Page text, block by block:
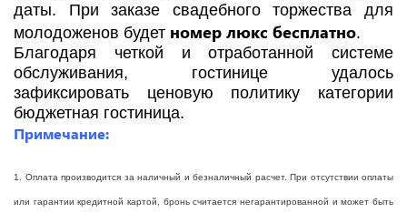
даты. При заказе свадебного торжества для
молодоженов будет номер люкс бесплатно.
Благодаря четкой и отработанной системе
обслуживания, гостинице удалось
зафиксировать ценовую политику категории
бюджетная гостиница.
Примечание:
1. Оплата производится за наличный и безналичный расчет. При отсутствии оплаты
или гарантии кредитной картой, бронь считается негарантированной и может быть